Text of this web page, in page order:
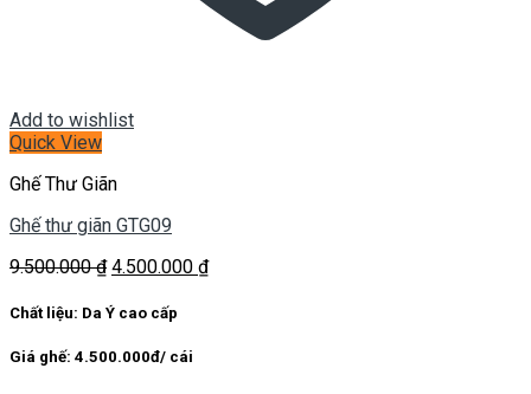
Add to wishlist
Quick View
Ghế Thư Giãn
Ghế thư giãn GTG09
9.500.000₫ Giá
là:
4.500.000 ₫Giá
Chất liệu: Da Ý cao cấp
Giá ghế: 4.500.000đ/ cái